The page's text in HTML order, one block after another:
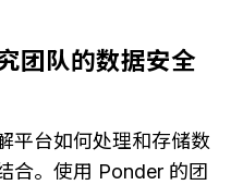
团队的数据安全
平台如何处理和存储数
合。使用 Ponder 的团